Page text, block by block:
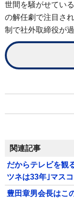
世間を騒がせてい
の解任劇で注目さ
制で社外取締役が
関連記事
だからテレビを観
ツネは33年｣マス
豊田章男会長はこ